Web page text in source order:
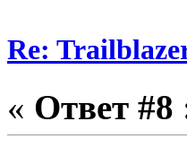
Re:
« Ответ #8